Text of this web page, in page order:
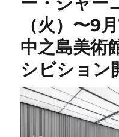
（火）〜9
中之島美術
シビション